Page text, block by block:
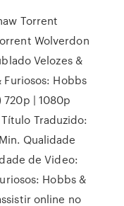
Torrent
Wolverdon
Velozes &
Furiosos: Hobbs
720p | 1080p
Título Traduzido:
Qualidade
de Video:
Hobbs &
online no